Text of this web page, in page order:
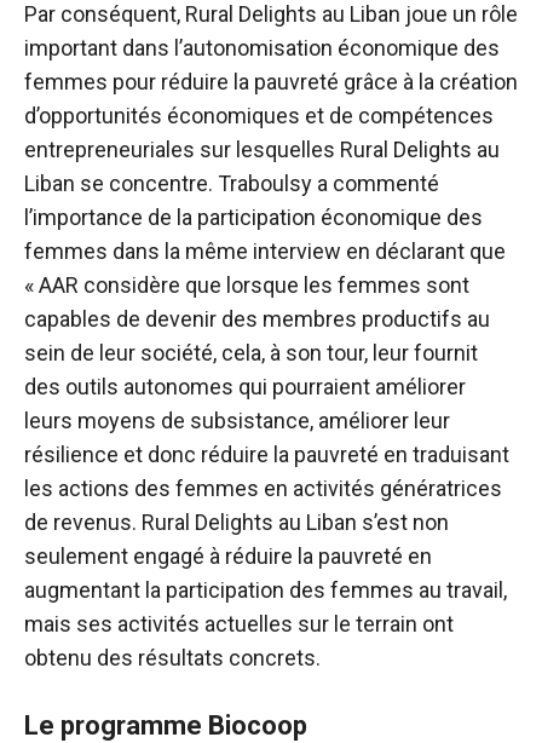
Par conséquent, Rural Delights au Liban joue un rôle
important dans l’autonomisation économique des
femmes pour réduire la pauvreté grâce à la création
d’opportunités économiques et de compétences
entrepreneuriales sur lesquelles Rural Delights au
Liban se concentre. Traboulsy a commenté
l’importance de la participation économique des
femmes dans la même interview en déclarant que
« AAR considère que lorsque les femmes sont
capables de devenir des membres productifs au
sein de leur société, cela, à son tour, leur fournit
des outils autonomes qui pourraient améliorer
leurs moyens de subsistance, améliorer leur
résilience et donc réduire la pauvreté en traduisant
les actions des femmes en activités génératrices
de revenus. Rural Delights au Liban s’est non
seulement engagé à réduire la pauvreté en
augmentant la participation des femmes au travail,
mais ses activités actuelles sur le terrain ont
obtenu des résultats concrets.
Le programme Biocoop